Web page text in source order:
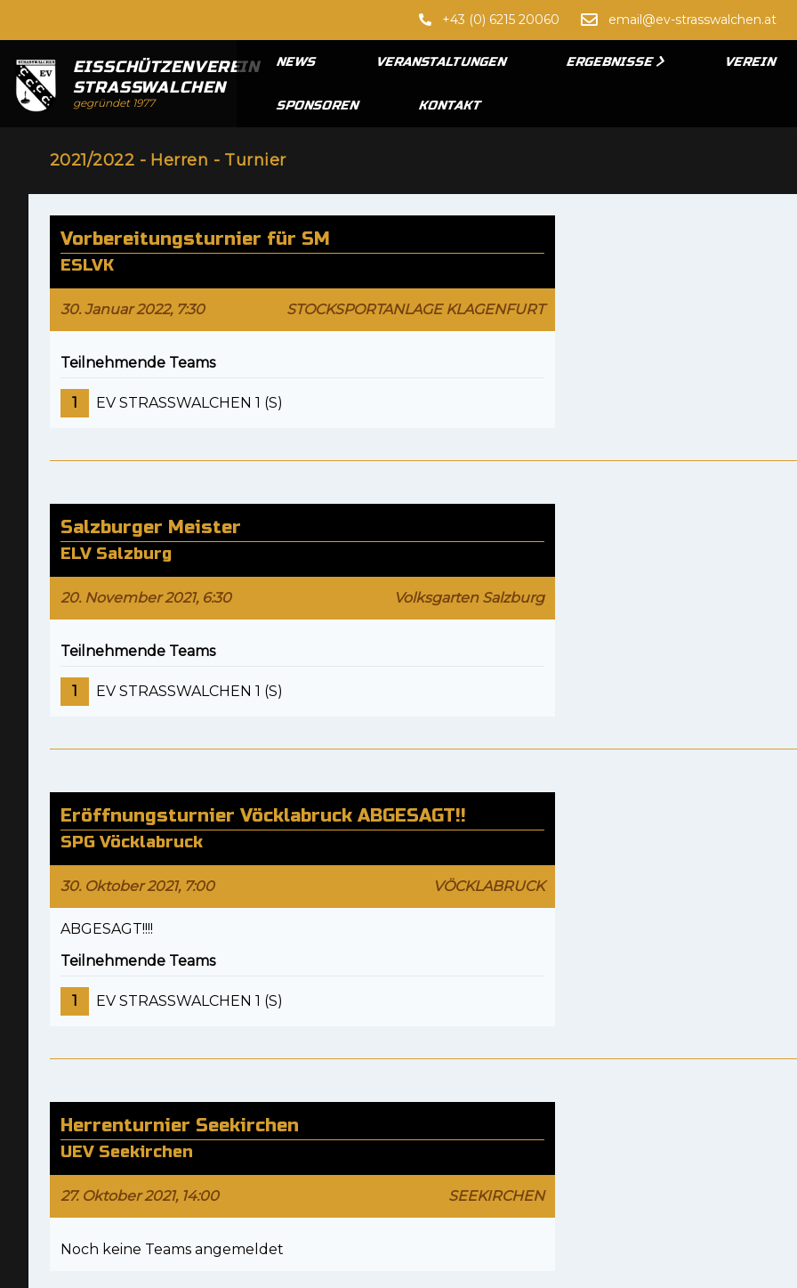
+43 (0) 6215 20060 email@ev-strasswalchen.at
EISSCHÜTZENVEREIN
STRASSWALCHEN
gegründet 1977
NEWS VERANSTALTUNGEN ERGEBNISSE VEREIN
SPONSOREN KONTAKT
2021/2022 - Herren - Turnier
Vorbereitungsturnier für SM
ESLVK
30. Januar 2022, 7:30 STOCKSPORTANLAGE KLAGENFURT
Teilnehmende Teams
1 EV STRASSWALCHEN 1 (S)
Salzburger Meister
ELV Salzburg
20. November 2021, 6:30 Volksgarten Salzburg
Teilnehmende Teams
1 EV STRASSWALCHEN 1 (S)
Eröffnungsturnier Vöcklabruck ABGESAGT!!
SPG Vöcklabruck
30. Oktober 2021, 7:00 VÖCKLABRUCK
ABGESAGT!!!!
Teilnehmende Teams
1 EV STRASSWALCHEN 1 (S)
Herrenturnier Seekirchen
UEV Seekirchen
27. Oktober 2021, 14:00 SEEKIRCHEN
Noch keine Teams angemeldet